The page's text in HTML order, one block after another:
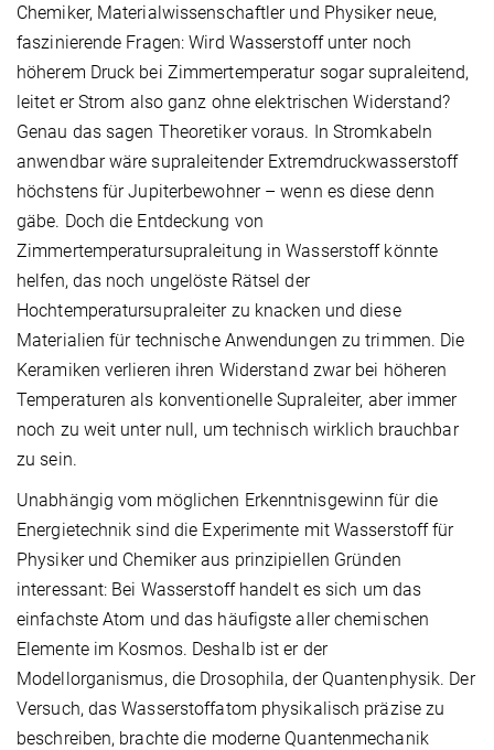
Chemiker, Materialwissenschaftler und Physiker neue,
faszinierende Fragen: Wird Wasserstoff unter noch
höherem Druck bei Zimmertemperatur sogar supraleitend,
leitet er Strom also ganz ohne elektrischen Widerstand?
Genau das sagen Theoretiker voraus. In Stromkabeln
anwendbar wäre supraleitender Extremdruckwasserstoff
höchstens für Jupiterbewohner – wenn es diese denn
gäbe. Doch die Entdeckung von
Zimmertemperatursupraleitung in Wasserstoff könnte
helfen, das noch ungelöste Rätsel der
Hochtemperatursupraleiter zu knacken und diese
Materialien für technische Anwendungen zu trimmen. Die
Keramiken verlieren ihren Widerstand zwar bei höheren
Temperaturen als konventionelle Supraleiter, aber immer
noch zu weit unter null, um technisch wirklich brauchbar
zu sein.
Unabhängig vom möglichen Erkenntnisgewinn für die
Energietechnik sind die Experimente mit Wasserstoff für
Physiker und Chemiker aus prinzipiellen Gründen
interessant: Bei Wasserstoff handelt es sich um das
einfachste Atom und das häufigste aller chemischen
Elemente im Kosmos. Deshalb ist er der
Modellorganismus, die Drosophila, der Quantenphysik. Der
Versuch, das Wasserstoffatom physikalisch präzise zu
beschreiben, brachte die moderne Quantenmechanik